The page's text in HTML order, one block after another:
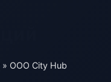
» ООО City Hub